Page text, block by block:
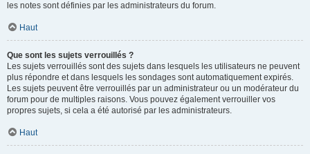
les notes sont définies par les administrateurs du forum.
Haut
Que sont les sujets verrouillés ?
Les sujets verrouillés sont des sujets dans lesquels les utilisateurs ne peuvent
plus répondre et dans lesquels les sondages sont automatiquement expirés.
Les sujets peuvent être verrouillés par un administrateur ou un modérateur du
forum pour de multiples raisons. Vous pouvez également verrouiller vos
propres sujets, si cela a été autorisé par les administrateurs.
Haut